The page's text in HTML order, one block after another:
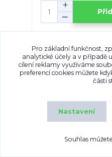
Pro základní funkčnost,
analytické účely a v případě
cílení reklamy využíváme
preferencí cookies můžete
části
Nastavení
Souhlas